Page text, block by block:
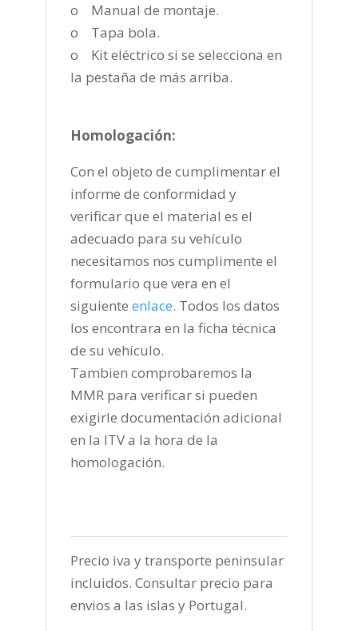
o Manual de montaje.
o Tapa bola.
o Kit eléctrico si se selecciona en
la pestaña de más arriba.
Homologación:
Con el objeto de cumplimentar el
informe de conformidad y
verificar que el material es el
adecuado para su vehículo
necesitamos nos cumplimente el
formulario que vera en el
siguiente enlace. Todos los datos
los encontrara en la ficha técnica
de su vehículo.
Tambien comprobaremos la
MMR para verificar si pueden
exigirle documentación adicional
en la ITV a la hora de la
homologación.
Precio iva y transporte peninsular
incluidos. Consultar precio para
envios a las islas y Portugal.